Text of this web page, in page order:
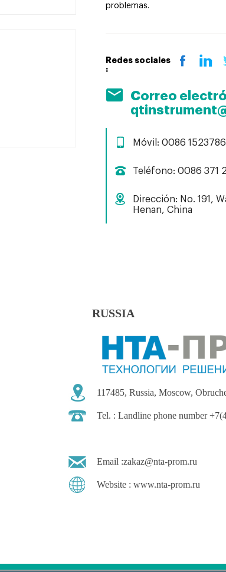
problemas.
Redes sociales
:
Correo
Móvil: 0086
Teléfono: 0086 371
Dirección: No. 191,
Henan, China
RUSSIA
117485, Russia, Moscow,
Tel. : Landline phone number
Email :zakaz@nta-prom.ru
Website : www.nta-prom.ru